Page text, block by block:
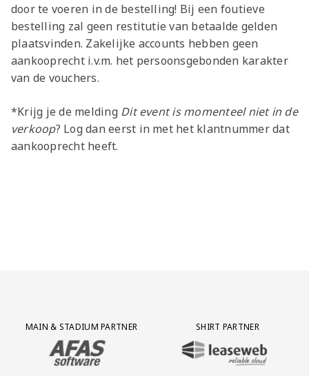
door te voeren in de bestelling! Bij een foutieve
bestelling zal geen restitutie van betaalde gelden
plaatsvinden. Zakelijke accounts hebben geen
aankooprecht i.v.m. het persoonsgebonden karakter
van de vouchers.
*Krijg je de melding Dit event is momenteel niet in de
verkoop? Log dan eerst in met het klantnummer dat
aankooprecht heeft.
Partner Logos Grid
MAIN & STADIUM PARTNER
BEZOEK ONZE MAIN & STADIUM PARTNER AFAS SOFTWARE
SHIRT PARTNER
BEZOEK ONZE SHIRT PARTNER